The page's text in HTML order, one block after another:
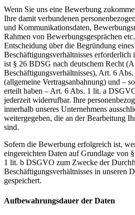
Wenn Sie uns eine Bewerbung
Ihre damit verbundenen
und Kommunikationsdaten,
Rahmen von Bewerbungsgesprächen
Entscheidung über die Begründung eines
Beschäftigungsverhältnisses erforderlich
ist § 26 BDSG nach deutschem Recht
Beschäftigungsverhältnisses), Art. 6
(allgemeine Vertragsanbahnung) und –
erteilt haben – Art. 6 Abs. 1 lit. a
jederzeit widerrufbar. Ihre
innerhalb unseres Unternehmens
weitergegeben, die an der Bearbeitung
sind.
Sofern die Bewerbung erfolgreich ist,
eingereichten Daten auf Grundlage von
1 lit. b DSGVO zum Zwecke der
Beschäftigungsverhältnisses in unseren
gespeichert.
Aufbewahrungsdauer der Daten